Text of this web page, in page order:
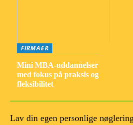
FIRMAER
Mini MBA-uddannelser
med fokus på praksis og
fleksibilitet
Lav din egen personlige